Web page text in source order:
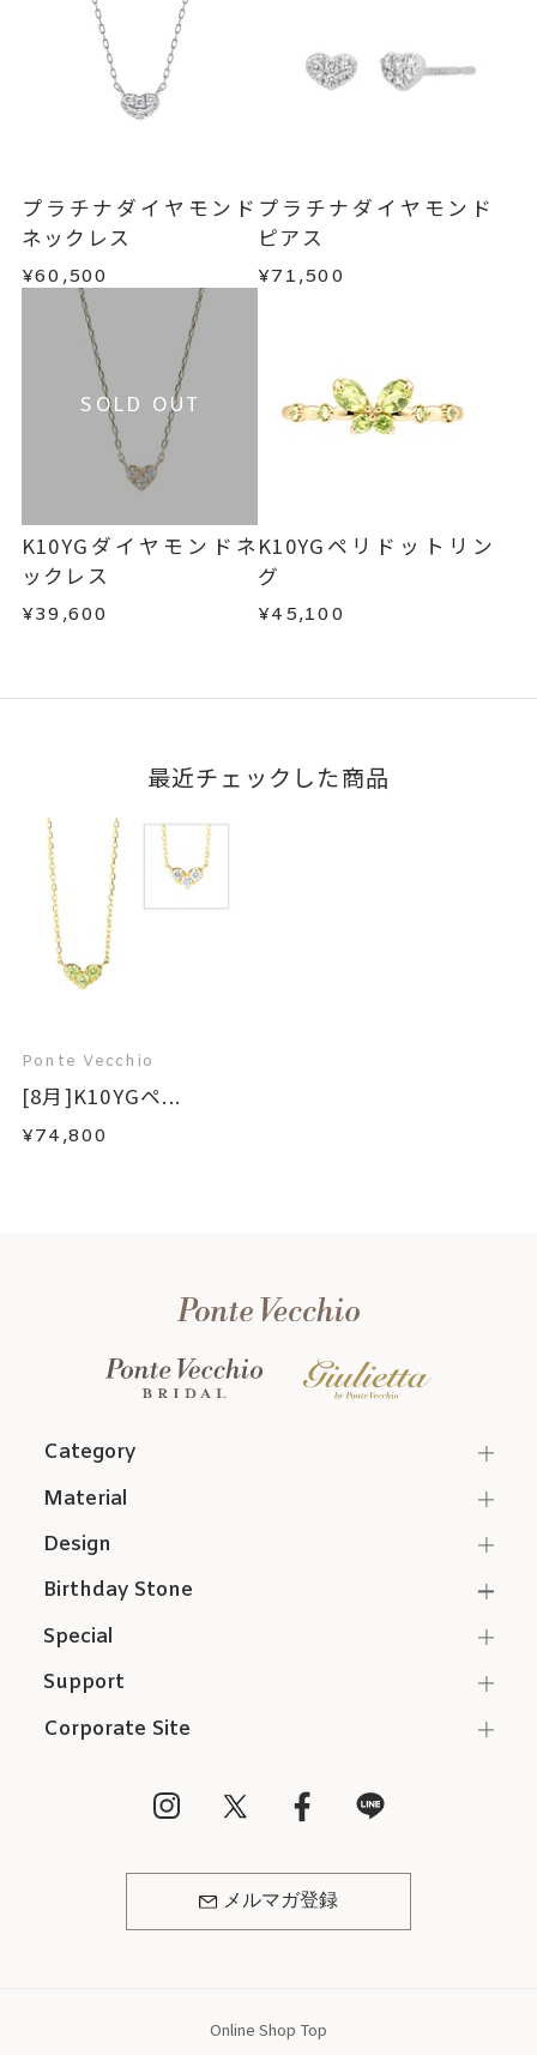
プラチナダイヤモンド
ネックレス
¥60,500
プラチナダイヤモンド
ピアス
¥71,500
SOLD OUT
K10YGダイヤモンドネ
ックレス
¥39,600
K10YGペリドットリン
グ
¥45,100
最近チェックした商品
Ponte Vecchio
[8月]K10YGペ...
¥74,800
Category
Support
Corporate Site
メルマガ登録
Material
Design
Birthday Stone
Special
Online Shop Top